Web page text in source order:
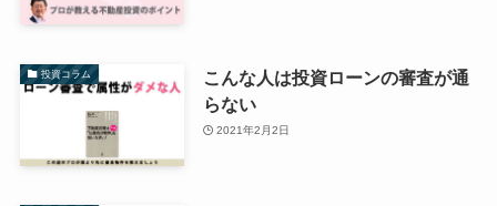
投資コラム
こんな人は投資ローンの審査が通
らない
2021年2月2日